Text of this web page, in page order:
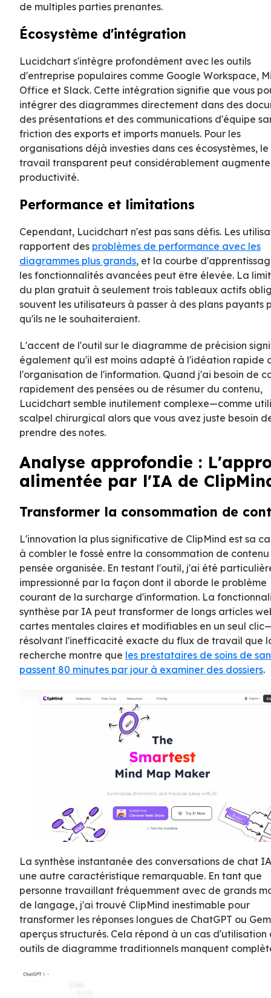
de multiples parties prenantes.
Écosystème d'intégration
Lucidchart s'intègre profondément avec les outils
d'entreprise populaires comme Google Workspace,
Office et Slack. Cette intégration signifie que vous
intégrer des diagrammes directement dans des
des présentations et des communications d'équipe
friction des exports et imports manuels. Pour les
organisations déjà investies dans ces écosystèmes,
travail transparent peut considérablement
productivité.
Performance et limitations
Cependant, Lucidchart n'est pas sans défis. Les
rapportent des problèmes de performance avec les
diagrammes plus grands, et la courbe
les fonctionnalités avancées peut être élevée. La
du plan gratuit à seulement trois tableaux actifs
souvent les utilisateurs à passer à des plans payants
qu'ils ne le souhaiteraient.
L'accent de l'outil sur le diagramme de précision
également qu'il est moins adapté à l'idéation rapide
l'organisation de l'information. Quand j'ai besoin de
rapidement des pensées ou de résumer du contenu,
Lucidchart semble inutilement complexe—comme
scalpel chirurgical alors que vous avez juste besoin
prendre des notes.
Analyse approfondie :
alimentée par l'IA de
Transformer la consommation de
L'innovation la plus significative de ClipMind est sa
à combler le fossé entre la consommation de
pensée organisée. En testant l'outil, j'ai été
impressionné par la façon dont il aborde le problème
courant de la surcharge d'information. La
synthèse par IA peut transformer de longs articles
cartes mentales claires et modifiables en un seul
résolvant l'inefficacité exacte du flux de travail que
recherche montre que les prestataires de soins de
passent 80 minutes par jour à examiner des dossiers.
La synthèse instantanée des conversations de chat
une autre caractéristique remarquable. En tant que
personne travaillant fréquemment avec de grands
de langage, j'ai trouvé ClipMind inestimable pour
transformer les réponses longues de ChatGPT ou
aperçus structurés. Cela répond à un cas d'utilisation
outils de diagramme traditionnels manquent